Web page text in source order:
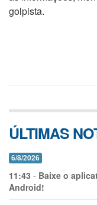
golpista.
ÚLTIMAS
6/8/2026
11:43 - Baixe o
Android!